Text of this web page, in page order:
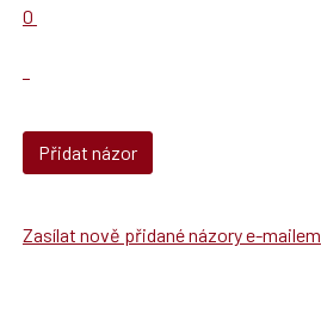
0
SPAM
Přidat názor
Zasílat nově přidané názory e-mailem